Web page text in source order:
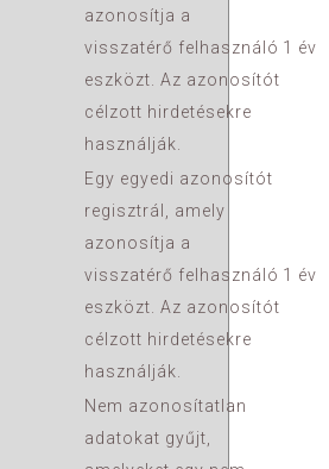
azonosítja a
visszatérő felhasználó
eszközt. Az azonosítót
célzott hirdetésekre
használják.
1 év
Egy egyedi azonosítót
regisztrál, amely
azonosítja a
visszatérő felhasználó
eszközt. Az azonosítót
célzott hirdetésekre
használják.
1 év
Nem azonosítatlan
adatokat gyűjt,